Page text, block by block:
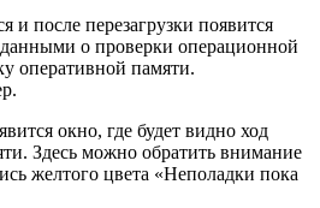
и после перезагрузки появится
о проверки операционной
оперативной памяти.
окно, где будет видно ход
Здесь можно обратить внимание
желтого цвета «Неполадки пока